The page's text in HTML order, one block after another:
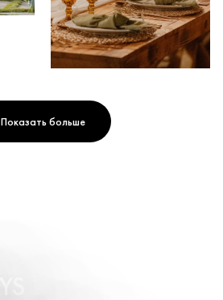
Показать больше